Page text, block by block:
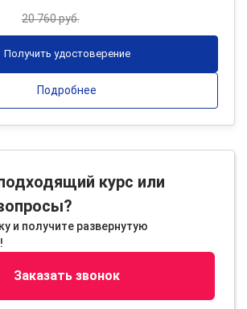
20 760 руб.
Получить удостоверение
Подробнее
курс или
и получите развернутую
Заказать звонок